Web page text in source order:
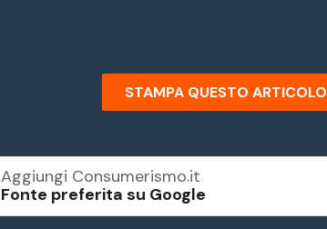
STAMPA QUESTO ARTICOLO
Aggiungi Consumerismo.it
Fonte preferita su Google